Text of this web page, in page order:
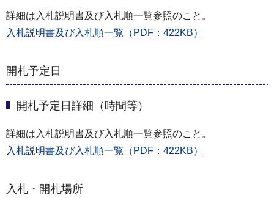
詳細は入札説明書及び入札順一覧参照のこと。
入札説明書及び入札順一覧（PDF：422KB）
開札予定日
開札予定日詳細（時間等）
詳細は入札説明書及び入札順一覧参照のこと。
入札説明書及び入札順一覧（PDF：422KB）
入札・開札場所